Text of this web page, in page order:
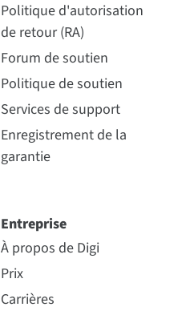
Politique d'autorisation
de retour (RA)
Forum de soutien
Politique de soutien
Services de support
Enregistrement de la
garantie
Entreprise
À propos de Digi
Prix
Carrières